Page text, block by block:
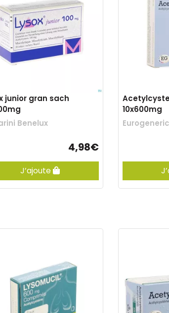
junior gran sach
Benelux
4,98€
J’ajoute
10x600mg